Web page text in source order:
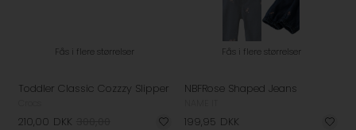
Fås i flere størrelser
Toddler Classic Cozzzy Slipper
210,00 DKK
Fås i flere størrelser
NBFRose Shaped Jeans
199,95 DKK